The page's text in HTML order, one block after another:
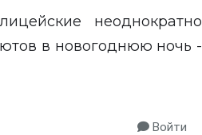
неоднократно
в новогоднюю ночь -
Войти